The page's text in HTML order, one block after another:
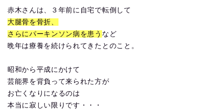
赤木さんは、３年前に自宅で転倒して
大腿骨を骨折、
さらにパーキンソン病を患う など
晩年は療養を続けられてきたとのこと。
昭和から平成にかけて
芸能界を背負って来られた方が
お亡くなりになるのは
本当に寂しい限りです・・・